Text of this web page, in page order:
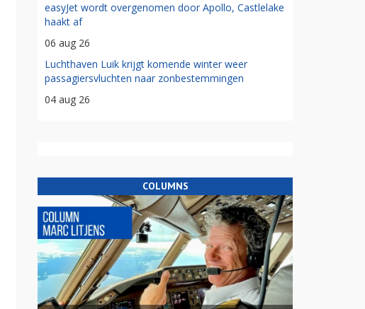
easyJet wordt overgenomen door Apollo, Castlelake
haakt af
06 aug 26
Luchthaven Luik krijgt komende winter weer
passagiersvluchten naar zonbestemmingen
04 aug 26
COLUMNS